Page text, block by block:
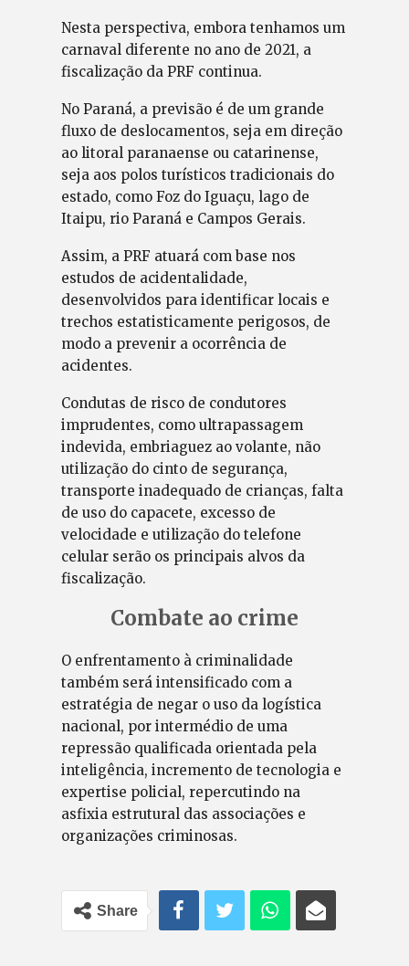
Nesta perspectiva, embora tenhamos um
carnaval diferente no ano de 2021, a
fiscalização da PRF continua.
No Paraná, a previsão é de um grande
fluxo de deslocamentos, seja em direção
ao litoral paranaense ou catarinense,
seja aos polos turísticos tradicionais do
estado, como Foz do Iguaçu, lago de
Itaipu, rio Paraná e Campos Gerais.
Assim, a PRF atuará com base nos
estudos de acidentalidade,
desenvolvidos para identificar locais e
trechos estatisticamente perigosos, de
modo a prevenir a ocorrência de
acidentes.
Condutas de risco de condutores
imprudentes, como ultrapassagem
indevida, embriaguez ao volante, não
utilização do cinto de segurança,
transporte inadequado de crianças, falta
de uso do capacete, excesso de
velocidade e utilização do telefone
celular serão os principais alvos da
fiscalização.
Combate ao crime
O enfrentamento à criminalidade
também será intensificado com a
estratégia de negar o uso da logística
nacional, por intermédio de uma
repressão qualificada orientada pela
inteligência, incremento de tecnologia e
expertise policial, repercutindo na
asfixia estrutural das associações e
organizações criminosas.
Share